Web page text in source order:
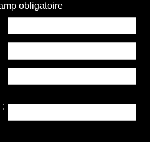
obligatoire
: